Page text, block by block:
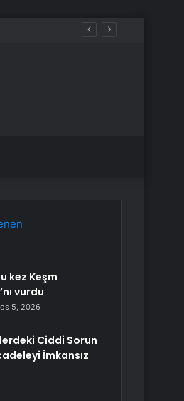
kez Keşm
vurdu
5, 2026
Ciddi Sorun
İmkansız